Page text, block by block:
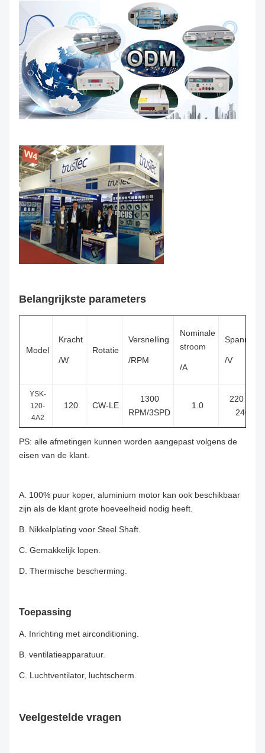
Belangrijkste parameters
Model
Kracht
/W
Rotatie
Versnelling
/RPM
Nominale
stroom
/A
Spanning
/V
YSK-
120-
4A2
120 CW-LE
1300
RPM/3SPD
1.0
220 tot
240
PS: alle afmetingen kunnen worden aangepast volgens de
eisen van de klant.
A. 100% puur koper, aluminium motor kan ook beschikbaar
zijn als de klant grote hoeveelheid nodig heeft.
B. Nikkelplating voor Steel Shaft.
C. Gemakkelijk lopen.
D. Thermische bescherming.
Toepassing
A. Inrichting met airconditioning.
B. ventilatieapparatuur.
C. Luchtventilator, luchtscherm.
Veelgestelde vragen